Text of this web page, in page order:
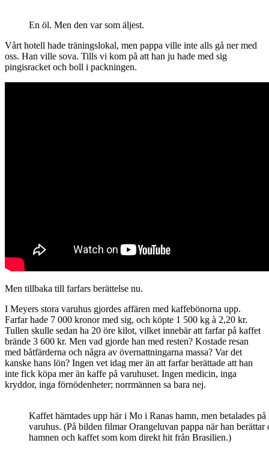
En öl. Men den var som äljest.
Vårt hotell hade träningslokal, men pappa ville inte alls gå ner med
oss. Han ville sova. Tills vi kom på att han ju hade med sig
pingisracket och boll i packningen.
Men tillbaka till farfars berättelse nu.
I Meyers stora varuhus gjordes affären med kaffebönorna upp.
Farfar hade 7 000 kronor med sig, och köpte 1 500 kg à 2,20 kr.
Tullen skulle sedan ha 20 öre kilot, vilket innebär att farfar på kaffet
brände 3 600 kr. Men vad gjorde han med resten? Kostade resan
med båtfärderna och några av övernattningarna massa? Var det
kanske hans lön? Ingen vet idag mer än att farfar berättade att han
inte fick köpa mer än kaffe på varuhuset. Ingen medicin, inga
kryddor, inga förnödenheter; norrmännen sa bara nej.
Kaffet hämtades upp här i Mo i Ranas hamn, men betalades på
varuhus. (På bilden filmar Orangeluvan pappa när han berättar
hamnen och kaffet som kom direkt hit från Brasilien.)